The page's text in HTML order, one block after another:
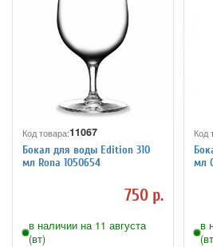
Код товара:11067
Бокал для воды Edition 310
мл Rona 1050654
750 р.
в наличии на 11 августа
(вт)
Код
мл
в